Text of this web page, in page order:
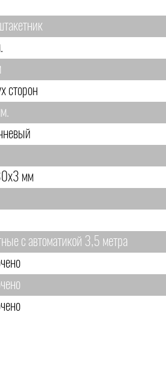
сторон
мм
с автоматикой 3,5 метра